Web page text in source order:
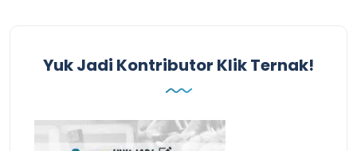
Yuk Jadi Kontributor Klik Ternak!